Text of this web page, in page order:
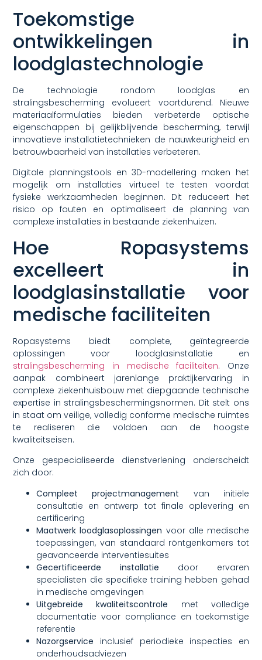
Toekomstige
ontwikkelingen in
loodglastechnologie
De technologie rondom loodglas en
stralingsbescherming evolueert voortdurend. Nieuwe
materiaalformulaties bieden verbeterde optische
eigenschappen bij gelijkblijvende bescherming, terwijl
innovatieve installatietechnieken de nauwkeurigheid en
betrouwbaarheid van installaties verbeteren.
Digitale planningstools en 3D-modellering maken het
mogelijk om installaties virtueel te testen voordat
fysieke werkzaamheden beginnen. Dit reduceert het
risico op fouten en optimaliseert de planning van
complexe installaties in bestaande ziekenhuizen.
Hoe Ropasystems
excelleert in
loodglasinstallatie voor
medische faciliteiten
Ropasystems biedt complete, geïntegreerde
oplossingen voor loodglasinstallatie en
stralingsbescherming in medische faciliteiten. Onze
aanpak combineert jarenlange praktijkervaring in
complexe ziekenhuisbouw met diepgaande technische
expertise in stralingsbeschermingsnormen. Dit stelt ons
in staat om veilige, volledig conforme medische ruimtes
te realiseren die voldoen aan de hoogste
kwaliteitseisen.
Onze gespecialiseerde dienstverlening onderscheidt
zich door:
Compleet projectmanagement van initiële
consultatie en ontwerp tot finale oplevering en
certificering
Maatwerk loodglasoplossingen voor alle medische
toepassingen, van standaard röntgenkamers tot
geavanceerde interventiesuites
Gecertificeerde installatie door ervaren
specialisten die specifieke training hebben gehad
in medische omgevingen
Uitgebreide kwaliteitscontrole met volledige
documentatie voor compliance en toekomstige
referentie
Nazorgservice inclusief periodieke inspecties en
onderhoudsadviezen